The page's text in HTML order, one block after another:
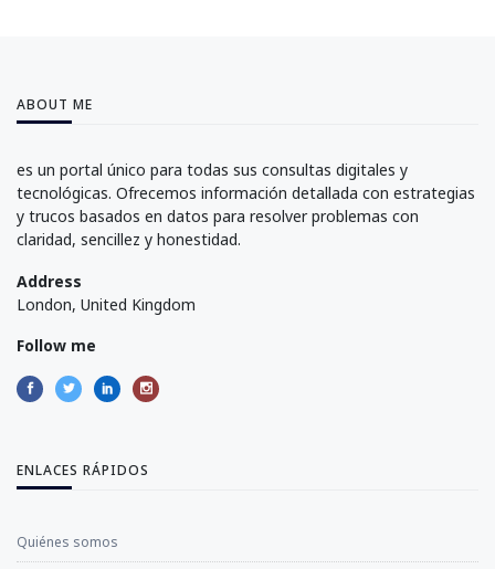
ABOUT ME
es un portal único para todas sus consultas digitales y
tecnológicas. Ofrecemos información detallada con estrategias
y trucos basados en datos para resolver problemas con
claridad, sencillez y honestidad.
Address
London, United Kingdom
Follow me
ENLACES RÁPIDOS
Quiénes somos